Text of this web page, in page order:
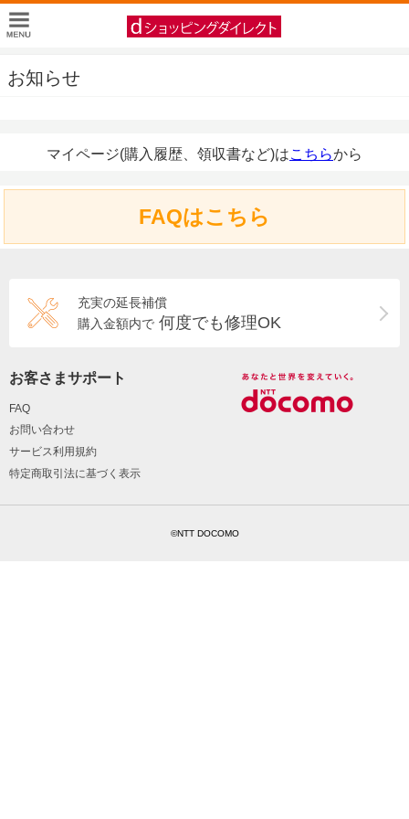
お知らせ
マイページ(購入履歴、領収書など)はこちらから
FAQはこちら
充実の延長補償
購入金額内で 何度でも修理OK
お客さまサポート
FAQ
お問い合わせ
サービス利用規約
特定商取引法に基づく表示
©NTT DOCOMO